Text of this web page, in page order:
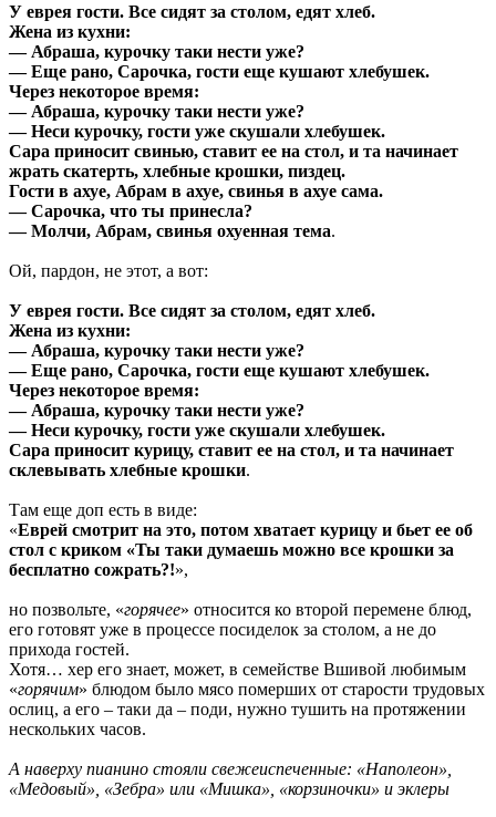
У еврея гости. Все сидят за столом, едят хлеб.
Жена из кухни:
— Абраша, курочку таки нести уже?
— Еще рано, Сарочка, гости еще кушают хлебушек.
Через некоторое время:
— Абраша, курочку таки нести уже?
— Неси курочку, гости уже скушали хлебушек.
Сара приносит свинью, ставит ее на стол, и та начинает
жрать скатерть, хлебные крошки, пиздец.
Гости в ахуе, Абрам в ахуе, свинья в ахуе сама.
— Сарочка, что ты принесла?
— Молчи, Абрам, свинья охуенная тема.
Ой, пардон, не этот, а вот:
У еврея гости. Все сидят за столом, едят хлеб.
Жена из кухни:
— Абраша, курочку таки нести уже?
— Еще рано, Сарочка, гости еще кушают хлебушек.
Через некоторое время:
— Абраша, курочку таки нести уже?
— Неси курочку, гости уже скушали хлебушек.
Сара приносит курицу, ставит ее на стол, и та начинает
склевывать хлебные крошки.
Там еще доп есть в виде:
«Еврей смотрит на это, потом хватает курицу и бьет ее об
стол с криком «Ты таки думаешь можно все крошки за
бесплатно сожрать?!»,
но позвольте, «горячее» относится ко второй перемене блюд,
его готовят уже в процессе посиделок за столом, а не до
прихода гостей.
Хотя… хер его знает, может, в семействе Вшивой любимым
«горячим» блюдом было мясо померших от старости трудовых
ослиц, а его – таки да – поди, нужно тушить на протяжении
нескольких часов.
А наверху пианино стояли свежеиспеченные: «Наполеон»,
«Медовый», «Зебра» или «Мишка», «корзиночки» и эклеры